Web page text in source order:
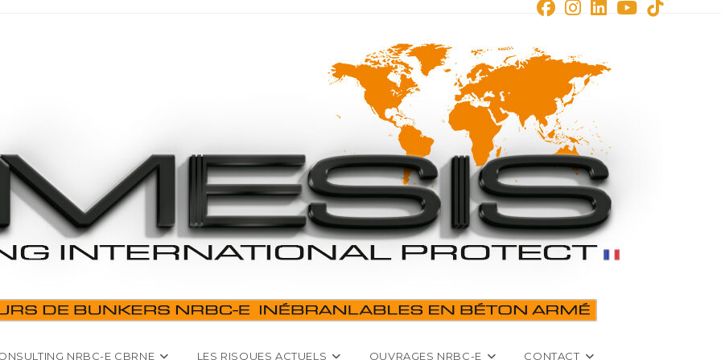
NRBC-E CBRNE LES RISQUES ACTUELS OUVRAGES NRBC-E CONTACT